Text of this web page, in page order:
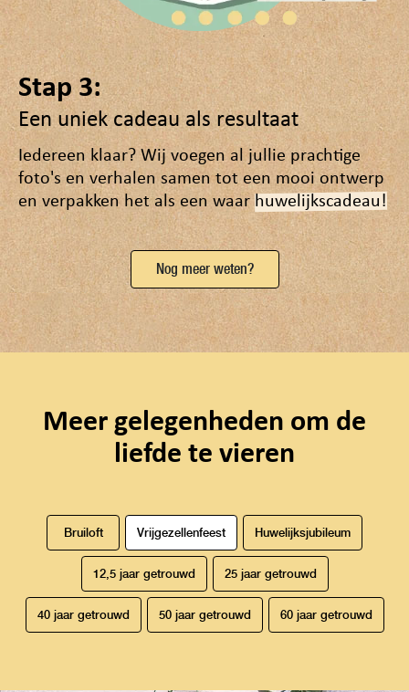
Stap 3:
Een uniek cadeau als resultaat
Iedereen klaar? Wij voegen al jullie prachtige
foto's en verhalen samen tot een mooi ontwerp
en verpakken het als een waar huwelijkscadeau!
Nog meer weten?
Meer gelegenheden om de
liefde te vieren
Bruiloft Vrijgezellenfeest Huwelijksjubileum
12,5 jaar getrouwd 25 jaar getrouwd
40 jaar getrouwd 50 jaar getrouwd 60 jaar getrouwd